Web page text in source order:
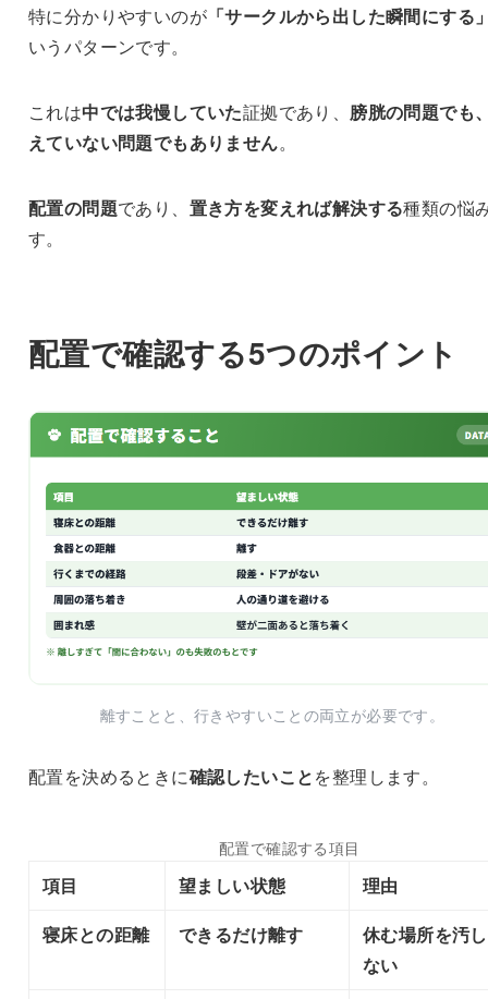
特に分かりやすいのが「サークルから出した瞬間にする
いうパターンです。
これは中では我慢していた証拠であり、 膀胱の問題でも
えていない問題でもありません。
配置の問題であり、 置き方を変えれば解決する種類の悩
す。
配置で確認する5つのポイント
離すことと、行きやすいことの両立が必要です。
配置を決めるときに確認したいことを整理します。
配置で確認する項目
項目 望ましい状態
理由
寝床との距離
できるだけ離す
休む場所を汚
ない